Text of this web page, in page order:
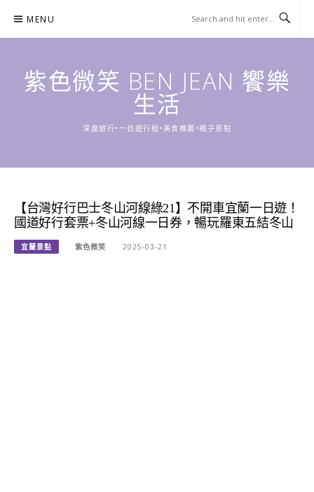
content
MENU
紫色微笑 BEN JEAN 饗樂
生活
深度旅行•一日遊行程•美食推薦•親子景點
【台灣好行巴士冬山河線綠21】不開車宜蘭一日遊！
國道好行套票+冬山河線一日券，暢玩羅東五結冬山
宜蘭景點 紫色微笑 2025-03-21